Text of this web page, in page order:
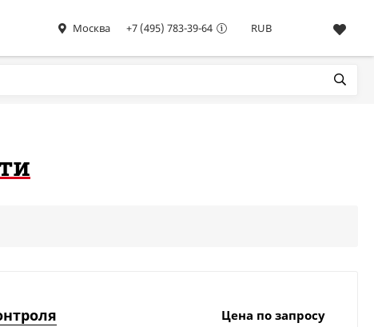
Москва +7 (495) 783-39-64 RUB
Цена по запросу